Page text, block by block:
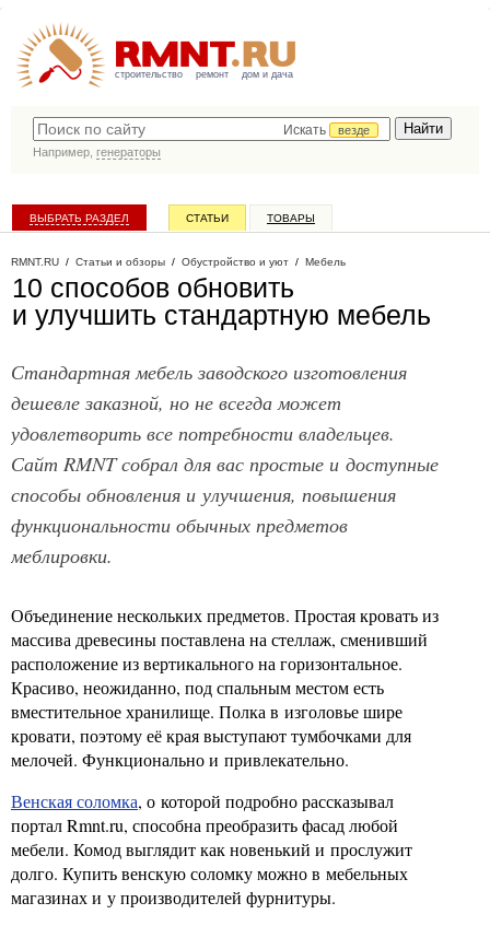
строительство ремонт дом и дача
Искать
везде
Например, генераторы
ВЫБРАТЬ РАЗДЕЛ СТАТЬИ ТОВАРЫ
RMNT.RU / Статьи и обзоры / Обустройство и уют / Мебель
10 способов обновить
и улучшить стандартную мебель
Стандартная мебель заводского изготовления
дешевле заказной, но не всегда может
удовлетворить все потребности владельцев.
Сайт RMNT собрал для вас простые и доступные
способы обновления и улучшения, повышения
функциональности обычных предметов
меблировки.
Объединение нескольких предметов. Простая кровать из
массива древесины поставлена на стеллаж, сменивший
расположение из вертикального на горизонтальное.
Красиво, неожиданно, под спальным местом есть
вместительное хранилище. Полка в изголовье шире
кровати, поэтому её края выступают тумбочками для
мелочей. Функционально и привлекательно.
Венская соломка, о которой подробно рассказывал
портал Rmnt.ru, способна преобразить фасад любой
мебели. Комод выглядит как новенький и прослужит
долго. Купить венскую соломку можно в мебельных
магазинах и у производителей фурнитуры.